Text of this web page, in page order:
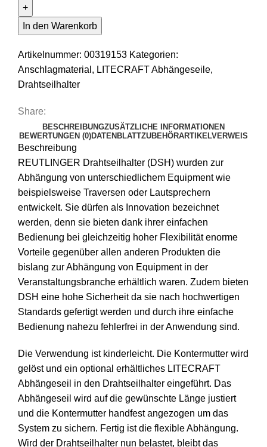
In den Warenkorb
Artikelnummer: 00319153 Kategorien:
Anschlagmaterial , LITECRAFT Abhängeseile,
Drahtseilhalter
Share:
BESCHREIBUNGZUSÄTZLICHE INFORMATIONEN
BEWERTUNGEN (0)DATENBLATTZUBEHÖRARTIKELVERWEIS
Beschreibung
REUTLINGER Drahtseilhalter (DSH) wurden zur
Abhängung von unterschiedlichem Equipment wie
beispielsweise Traversen oder Lautsprechern
entwickelt. Sie dürfen als Innovation bezeichnet
werden, denn sie bieten dank ihrer einfachen
Bedienung bei gleichzeitig hoher Flexibilität enorme
Vorteile gegenüber allen anderen Produkten die
bislang zur Abhängung von Equipment in der
Veranstaltungsbranche erhältlich waren. Zudem bieten
DSH eine hohe Sicherheit da sie nach hochwertigen
Standards gefertigt werden und durch ihre einfache
Bedienung nahezu fehlerfrei in der Anwendung sind.
Die Verwendung ist kinderleicht. Die Kontermutter wird
gelöst und ein optional erhältliches LITECRAFT
Abhängeseil in den Drahtseilhalter eingeführt. Das
Abhängeseil wird auf die gewünschte Länge justiert
und die Kontermutter handfest angezogen um das
System zu sichern. Fertig ist die flexible Abhängung.
Wird der Drahtseilhalter nun belastet, bleibt das